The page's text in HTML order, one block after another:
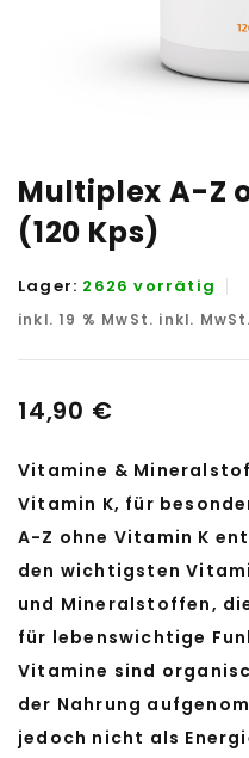
Multiplex A-Z
(120 Kps)
Lager: 2626 vorrätig
inkl. 19 % MwSt. inkl.
14,90 €
Vitamine &
Vitamin K, für
A-Z ohne Vitamin K
den wichtigsten
und Mineralstoffen,
für lebenswichtige
Vitamine sind
der Nahrung
jedoch nicht als